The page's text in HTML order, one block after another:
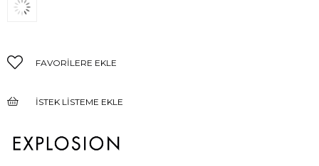
FAVORILERE EKLE
İSTEK LISTEME EKLE